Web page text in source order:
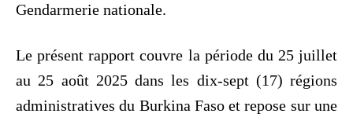
Gendarmerie nationale.
Le présent rapport couvre la période du 25 juillet
au 25 août 2025 dans les dix-sept (17) régions
administratives du Burkina Faso et repose sur une